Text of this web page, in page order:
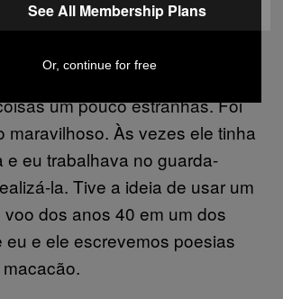
de cabeça comigo. Ele
a explorar e tentar silhuetas
peças de jeitos engraçados
um pouco estranhas. Foi
maravilhoso. Às vezes ele tinha
e eu trabalhava no guarda-
la. Tive a ideia de usar um
dos anos 40 em um dos
eu e ele escrevemos poesias
See All Membership Plans
Or, continue for free